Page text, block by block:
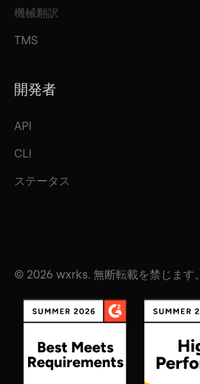
機械翻訳
TMS
開発者
API
CLI
ステータス
© 2026 wxrks. 無断転載を禁じます。